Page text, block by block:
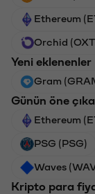
Ethereum
Orchid
Yeni eklenenler
Gram
Günün öne
Ethereum
PSG (PSG)
Waves
Kripto para